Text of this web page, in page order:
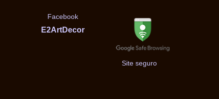
Facebook
E2ArtDecor
Site seguro